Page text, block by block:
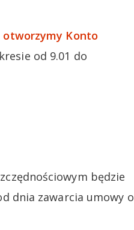
otworzymy Konto
od 9.01 do
będzie
dnia zawarcia umowy o